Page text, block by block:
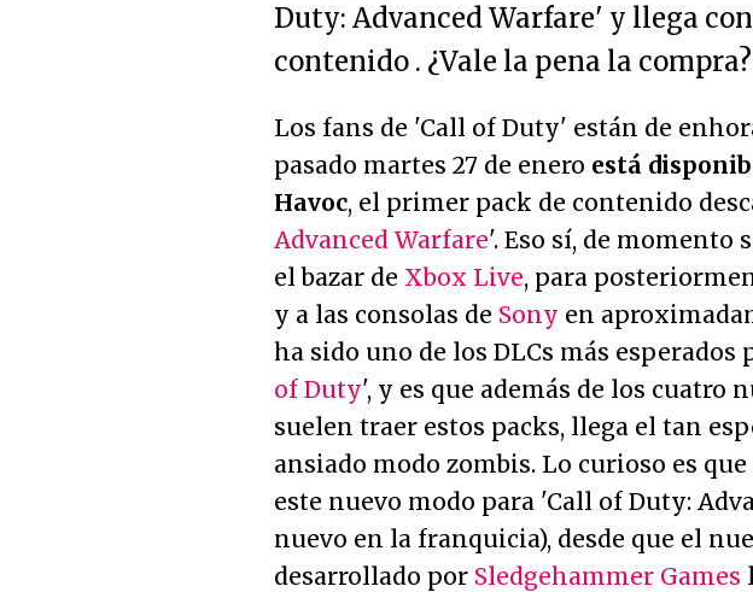
Duty: Advanced Warfare' y llega
contenido . ¿Vale la pena la compra?
Los fans de 'Call of Duty' están de
pasado martes 27 de enero está
Havoc, el primer pack de contenido
Advanced Warfare'. Eso sí, de momento
el bazar de Xbox Live, para
y a las consolas de Sony en
ha sido uno de los DLCs más esperados
of Duty', y es que además de los cuatro
suelen traer estos packs, llega el tan
ansiado modo zombis. Lo curioso es
este nuevo modo para 'Call of Duty:
nuevo en la franquicia), desde que el
desarrollado por Sledgehammer Games